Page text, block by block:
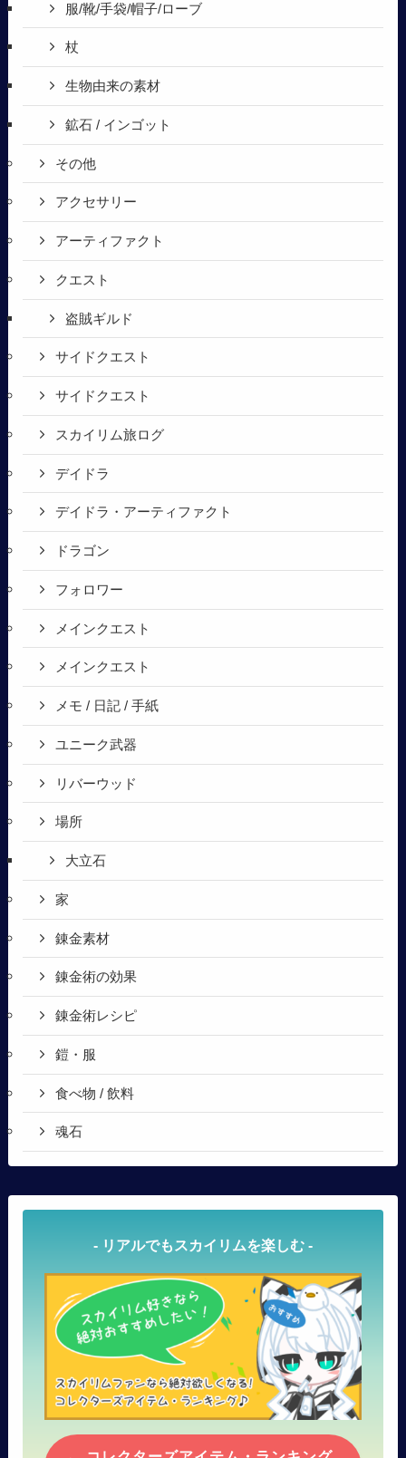
服/靴/手袋/帽子/ローブ
杖
生物由来の素材
鉱石 / インゴット
その他
アクセサリー
アーティファクト
クエスト
盗賊ギルド
サイドクエスト
サイドクエスト
スカイリム旅ログ
デイドラ
デイドラ・アーティファクト
ドラゴン
フォロワー
メインクエスト
メインクエスト
メモ / 日記 / 手紙
ユニーク武器
リバーウッド
場所
大立石
家
錬金素材
錬金術の効果
錬金術レシピ
鎧・服
食べ物 / 飲料
魂石
- リアルでもスカイリムを楽しむ -